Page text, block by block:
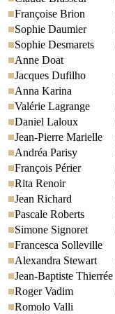
Françoise Brion
Sophie Daumier
Sophie Desmarets
Anne Doat
Jacques Dufilho
Anna Karina
Valérie Lagrange
Daniel Laloux
Jean-Pierre Marielle
Andréa Parisy
François Périer
Rita Renoir
Jean Richard
Pascale Roberts
Simone Signoret
Francesca Solleville
Alexandra Stewart
Jean-Baptiste Thierrée
Roger Vadim
Romolo Valli